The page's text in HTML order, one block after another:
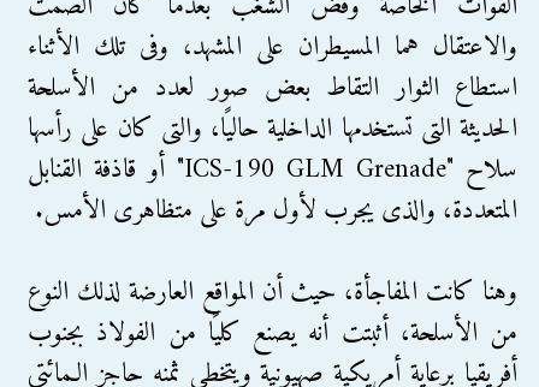
والاعتقال هما المسيطران على المشهد، وفى تلك الأثناء
استطاع الثوار التقاط بعض صور لعدد من الأسلحة
الحديثة التى تستخدمها الداخلية حاليًا، والتى كان على رأسها
سلاح "ICS-190 GLM Grenade" أو قاذفة القنابل
المتعددة، والذى يجرب لأول مرة على متظاهرى الأمس.
وهنا كانت المفاجأة، حيث أن المواقع العارضة لذلك النوع
من الأسلحة، أثبتت أنه يصنع كليًا من الفولاذ بجنوب
أفريقيا برعاية أمريكية صهيونية ويتخطى ثمنه حاجز الـمائتى